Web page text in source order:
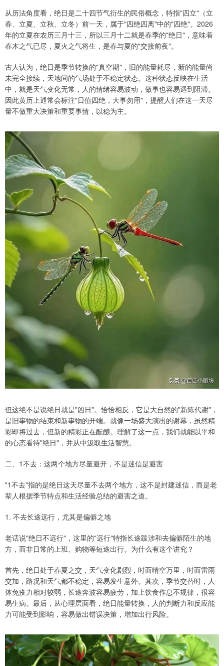
从历法角度看，绝日是二十四节气衍生的民俗概念，特指"四立"（立
春、立夏、立秋、立冬）前一天，属于"四绝四离"中的"四绝"。2026
年的立夏在农历三月十三，所以三月十二就是春季的"绝日"，意味着
春木之气已尽，夏火之气将生，是春与夏的"交接前夜"。
古人认为，绝日是季节转换的"真空期"，旧的能量耗尽，新的能量尚
未完全接续，天地间的气场处于不稳定状态。这种状态反映在生活
中，就是天气变化无常，人的情绪容易波动，做事也容易遇到阻滞。
因此黄历上通常会标注"日值四绝，大事勿用"，提醒人们在这一天尽
量不做重大决策和重要事情，以稳为主。
但这绝不是说绝日就是"凶日"。恰恰相反，它是大自然的"新陈代谢"，
是旧事物的结束和新事物的开端。就像一场盛大演出的谢幕，虽然精
彩即将过去，但新的精彩正在酝酿。理解了这一点，我们就能以平和
的心态看待"绝日"，并从中汲取生活智慧。
二、1不去：这两个地方尽量避开，不是迷信是避害
"1不去"指的是绝日这天尽量不去两个地方，这不是封建迷信，而是老
辈人根据季节特点和生活经验总结的避害之道。
1. 不去长途远行，尤其是偏僻之地
老话说"绝日不远行"，这里的"远行"特指长途跋涉和去偏僻陌生的地
方，而非日常的上班、购物等短途出行。为什么有这个讲究？
首先，绝日处于春夏之交，天气变化剧烈，时而晴空万里，时而雷雨
交加，路况和天气都不稳定，容易发生意外。其次，季节交替时，人
体免疫力相对较弱，长途奔波容易疲劳，加上饮食作息不规律，很容
易生病。最后，从心理层面看，绝日能量转换，人的判断力和反应能
力可能受到影响，容易做出错误决策，增加出行风险。